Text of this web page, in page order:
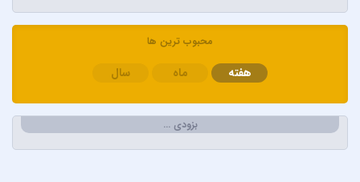
آصف آریا
ابولفضل رضوانی
ابی دولابی
ابی و کامران و هومن
محبوب ترین ها
هفته ماه سال
بزودی …